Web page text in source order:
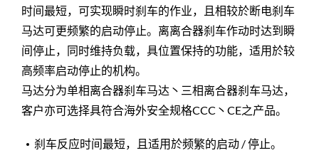
时间最短，可实现瞬时刹车的作业，且相较於断电刹车
马达可更频繁的启动停止。离离合器刹车作动时达到瞬
间停止，同时维持负载，具位置保持的功能，适用於较
高频率启动停止的机构。
马达分为单相离合器刹车马达丶三相离合器刹车马达，
客户亦可选择具符合海外安全规格CCC丶CE之产品。
刹车反应时间最短，且适用於频繁的启动 / 停止。